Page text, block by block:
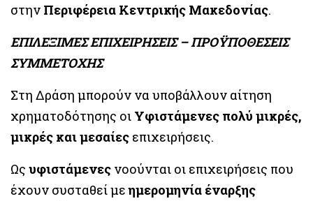
στην Περιφέρεια Κεντρικής Μακεδονίας.
ΕΠΙΛΕΞΙΜΕΣ ΕΠΙΧΕΙΡΗΣΕΙΣ – ΠΡΟΫΠΟΘΕΣΕΙΣ
ΣΥΜΜΕΤΟΧΗΣ
Στη Δράση μπορούν να υποβάλλουν αίτηση
χρηματοδότησης οι Υφιστάμενες πολύ μικρές,
μικρές καιμεσαίες επιχειρήσεις.
Ως υφιστάμενες νοούνται οι επιχειρήσεις που
έχουν συσταθεί μεημερομηνία έναρξης